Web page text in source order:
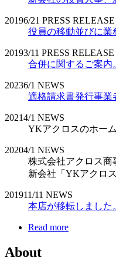
20196/21 PRESS RELEASE
役員の移動並びに業
20193/11 PRESS RELEASE
合併に関するご案内
20236/1 NEWS
適格請求書発行事業
20214/1 NEWS
YKアクロスのホー
20204/1 NEWS
株式会社アクロス商
新会社「YKアクロ
201911/11 NEWS
本店が移転しました
Read more
About